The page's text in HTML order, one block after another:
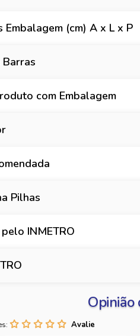
Embalagem (cm) A x L x P
com Embalagem
Pilhas
INMETRO
Opinião